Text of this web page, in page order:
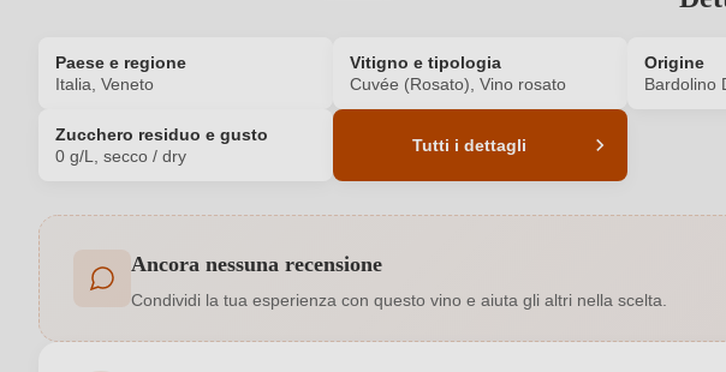
Paese e regione
Italia, Veneto
Vitigno e tipologia
Cuvée (Rosato), Vino rosato
Origine
Bardolino
Zucchero residuo e gusto
0 g/L, secco / dry
Tutti i dettagli
Acidità
Annata
Ancora nessuna recensione
Condividi la tua esperienza con questo vino e aiuta gli altri nella scelta.